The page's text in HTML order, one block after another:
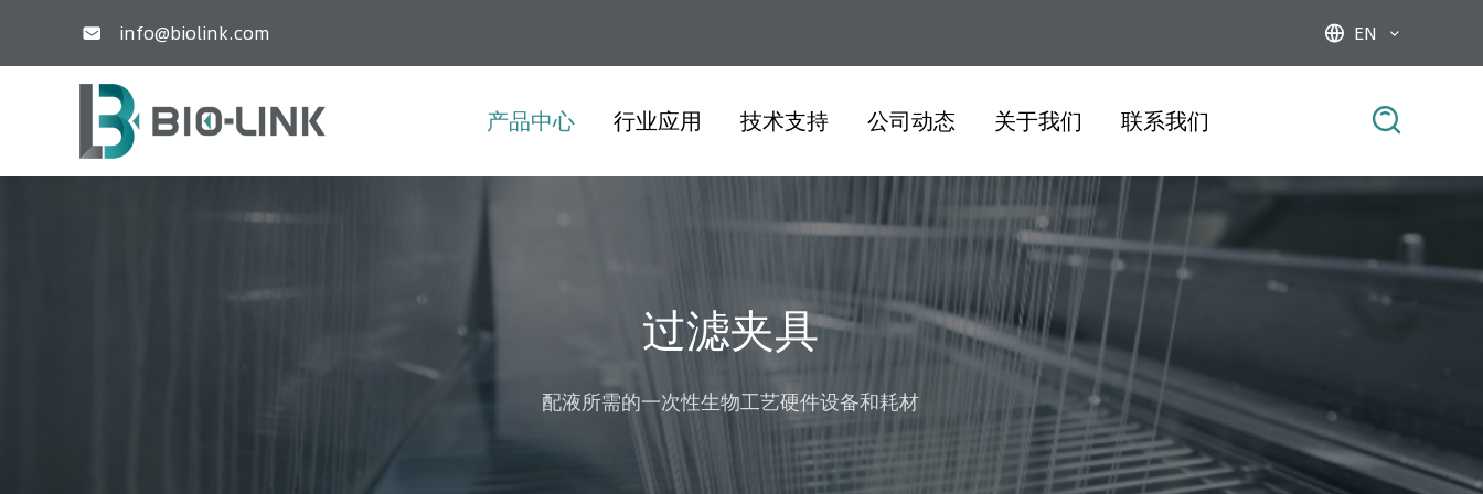
 info@biolink.com  EN 
产品中心 行业应用 技术支持 公司动态 关于我们 联系我们 
过滤夹具
配液所需的一次性生物工艺硬件设备和耗材